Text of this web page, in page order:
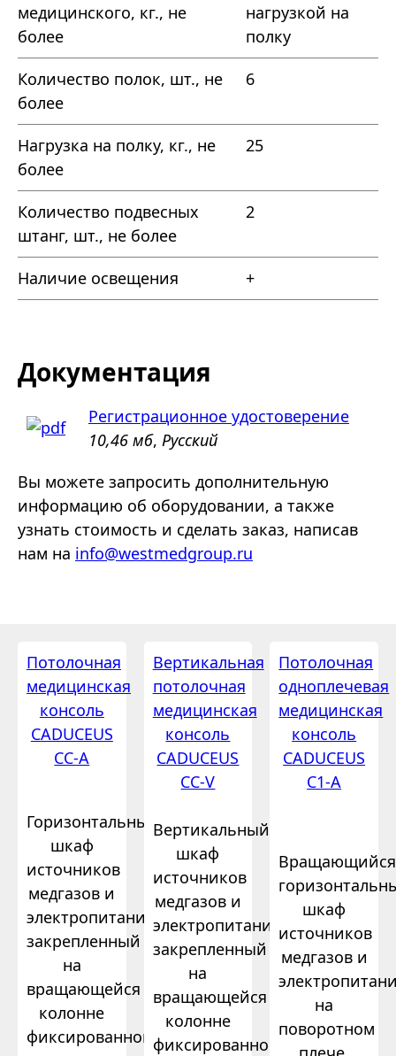
медицинского, кг., не
более
нагрузкой на
полку
Количество полок, шт., не
более
6
Нагрузка на полку, кг., не
более
25
Количество подвесных
штанг, шт., не более
2
Наличие освещения +
Документация
Регистрационное удостоверение
10,46 мб, Русский
Вы можете запросить дополнительную
информацию об оборудовании, а также
узнать стоимость и сделать заказ, написав
нам на info@westmedgroup.ru
Потолочная
медицинская
консоль
CADUCEUS
CC-A
Горизонтальный
шкаф
источников
медгазов и
электропитания,
закрепленный
на
вращающейся
колонне
фиксированной
Вертикальная
потолочная
медицинская
консоль
CADUCEUS
CC-V
Вертикальный
шкаф
источников
медгазов и
электропитания,
закрепленный
на
вращающейся
колонне
фиксированной
Потолочная
одноплечевая
медицинская
консоль
CADUCEUS
C1-A
Вращающийся
шкаф
источников
медгазов и
на
поворотном